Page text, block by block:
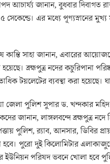
আচার্য্য জানান, বুধবার দিবাগত
সেকেন্ডে। এর মধ্যে পূণ্যস্নানের
সাহা জানান, এবারের
ব্রহ্মপুত্র নদের কচুরিপানা
টয়লেটের ব্যবস্থা করা হয়েছে।
পুলিশ সুপার ড. খন্দকার মহিদ
জানান, লাঙ্গলবন্দে ব্রহ্মপুত্র নদে
পুলিশ, র‌্যাব, আনসার, ডিবির
হবে। পুরো দুই কিলোমিটার
ইউনিয়ন পরিষদ ভবনে খোলা হবে